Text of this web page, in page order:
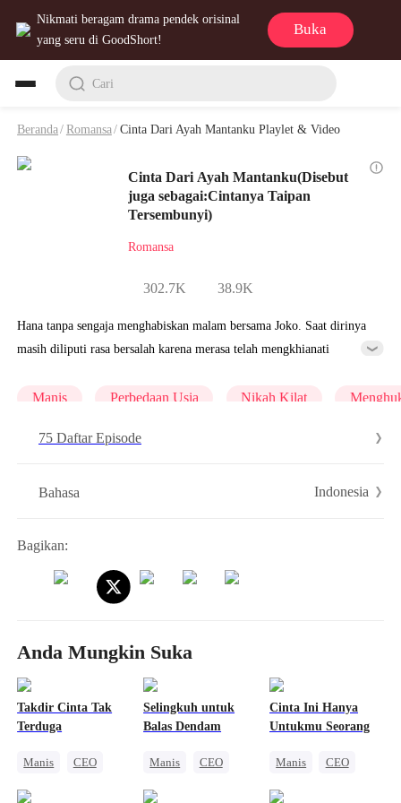
Nikmati beragam drama pendek orisinal
yang seru di GoodShort!
Buka
Cari
Beranda /Romansa /Cinta Dari Ayah Mantanku Playlet & Video
Cinta Dari Ayah Mantanku(Disebut
juga sebagai:Cintanya Taipan
Tersembunyi)
Romansa
302.7K 38.9K
Hana tanpa sengaja menghabiskan malam bersama Joko. Saat dirinya
masih diliputi rasa bersalah karena merasa telah mengkhianati
dengan sahabatnya sendiri. Setelah mengetahui kebenaran itu, Hana
ternyata pria itu adalah...
Manis Perbedaan Usia Nikah Kilat
75 Daftar Episode
Bahasa Indonesia
Bagikan:
Anda Mungkin Suka
Takdir Cinta Tak
Terduga
Manis
CEO
Selingkuh untuk
Balas Dendam
Manis
CEO
Cinta Ini Hanya
Untukmu Seorang
Manis
CEO